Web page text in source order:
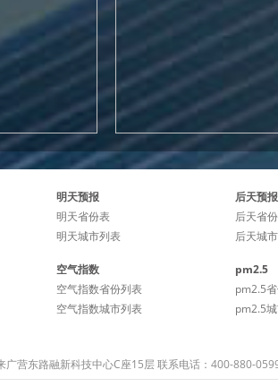
明天预报
明天省份表
明天城市列表
后天预报
后天省
后天城
空气指数
空气指数省份列表
空气指数城市列表
pm2.5
pm2.5
pm2.5
广营东路融新科技中心C座15层 联系电话：400-880-